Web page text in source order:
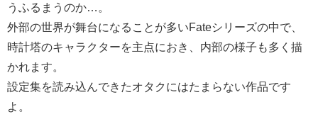
うふるまうのか…。
外部の世界が舞台になることが多いFateシリーズの中で、
時計塔のキャラクターを主点におき、内部の様子も多く描
かれます。
設定集を読み込んできたオタクにはたまらない作品です
よ。